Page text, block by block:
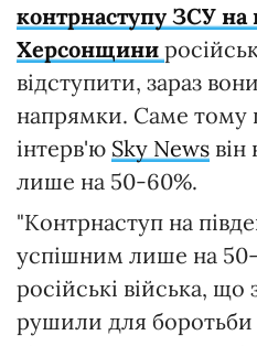
контрнаступу ЗСУ
Херсонщини
відступити, зараз
напрямки. Саме тому
інтерв'ю Sky News
лише на 50-60%.
"Контрнаступ на
успішним лише на 50-
російські війська, що
рушили для боротьби